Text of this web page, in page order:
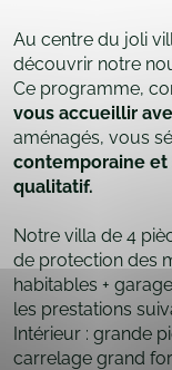
Au centre du joli
découvrir notre
Ce programme,
vous accueillir
aménagés, vous
contemporaine et
qualitatif.
Notre villa de 4
de protection des
habitables +
les prestations
Intérieur : grande
carrelage grand